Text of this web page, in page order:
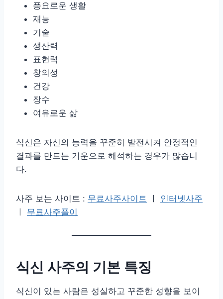
풍요로운 생활
재능
기술
생산력
표현력
창의성
건강
장수
여유로운 삶
식신은 자신의 능력을 꾸준히 발전시켜 안정적인
결과를 만드는 기운으로 해석하는 경우가 많습니
다.
사주 보는 사이트 : 무료사주사이트
인터넷사주
무료사주풀이
식신 사주의 기본 특징
식신이 있는 사람은 성실하고 꾸준한 성향을 보이